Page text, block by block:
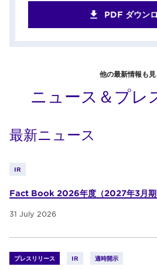
PDF ダウン
他の最新情報も見
ニュース＆プレ
最新ニュース
IR
Fact Book 2026年度（2027年3月期
31 July 2026
プレスリリース IR 適時開示